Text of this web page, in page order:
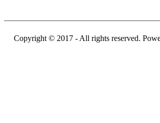
Copyright © 2017 - All rights reserved.